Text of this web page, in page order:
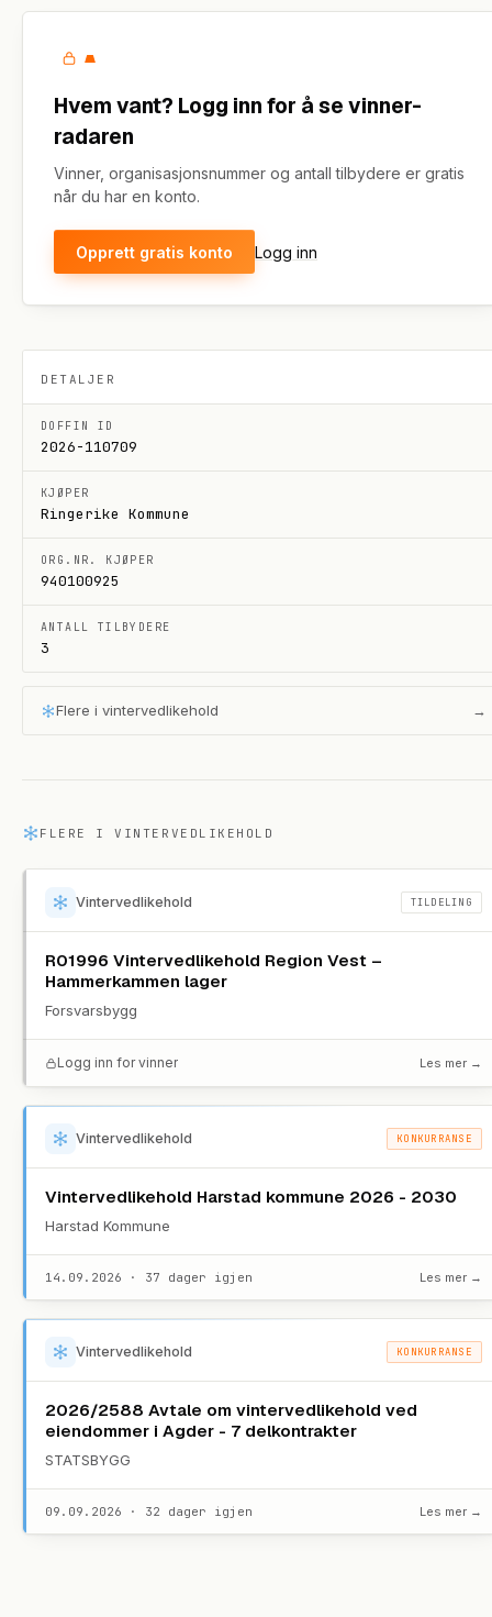
Hvem vant? Logg inn for å se vinner-
radaren
Vinner, organisasjonsnummer og antall tilbydere er gratis
når du har en konto.
Opprett gratis konto Logg inn
DETALJER
DOFFIN ID
2026-110709
KJØPER
Ringerike Kommune
ORG.NR. KJØPER
940100925
ANTALL TILBYDERE
3
Flere i vintervedlikehold →
FLERE IVINTERVEDLIKEHOLD
Vintervedlikehold TILDELING
R01996 Vintervedlikehold Region Vest –
Hammerkammen lager
Forsvarsbygg
Logg inn for vinner Les mer →
Vintervedlikehold KONKURRANSE
Vintervedlikehold Harstad kommune 2026 - 2030
Harstad Kommune
14.09.2026 · 37 dager igjen Les mer →
Vintervedlikehold KONKURRANSE
2026/2588 Avtale om vintervedlikehold ved
eiendommer i Agder - 7 delkontrakter
STATSBYGG
09.09.2026 · 32 dager igjen Les mer →